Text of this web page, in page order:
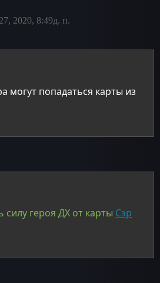
2020, 8:49д. п.
могут попадаться карты из
героя ДХ от карты Сэр